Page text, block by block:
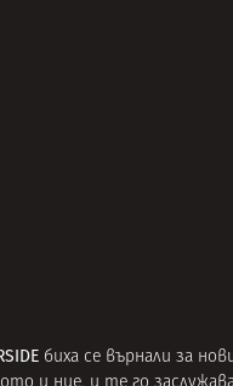
биха се върнали за